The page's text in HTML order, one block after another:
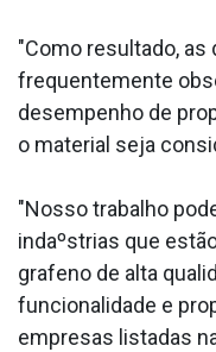
"Como resultado,
frequentemente
desempenho de
o material seja
"Nosso trabalho
indaºstrias que
grafeno de alta
funcionalidade e
empresas listadas